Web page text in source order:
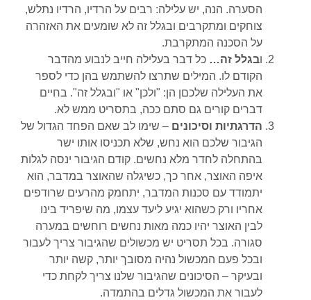
הסערה. הנה, יש עלילה: רבים על הרדיו, הרדיו נתלש,
צוחקים ומתקרבים ובגלל זה לא שומעים את האזהרה
על הסכנה המתקרבת.
ובגלל זה… כל דבר בעלילה חייב לנבוע מהדבר
הקודם לו. המילים שתרצו להשתמש בהן כדי לספר
את העלילה שלכםן הן: "ולכן" או "ובגלל זה". בחיים
דברים קורים גם סתם ככה, בתסריט ממש לא.
הדרגתיות וסיכונים – שימו לב שאם הפחד הגדול של
הגיבור שלכם הוא נחש, שלא תכניסו אותו ישר
בהתחלה לחדר מלא נחשים. קודם הגיבור ינסה לגלות
איפה האוצר, אחר כך, כשיגלה שהאוצר במדבר, הוא
יתמודד עם סכנות המדבר, יתחמק מהרעים שרודפים
אחריו ורק כשהוא יגיע ליעד עצמו, מה שיפריד בינו
לבין האוצר יהיו כמה מאות נחשים רוחשים במערה
סגורה. בכל תסריט יש מכשולים שהגיבור צריך לעבור
ובכל פעם המכשול נהיה מסובך יותר, קשה יותר
ובעיקר – הסיכונים שהגיבור שלנו צריך לקחת כדי
לעבור את המכשול גדלים בהתמדה.